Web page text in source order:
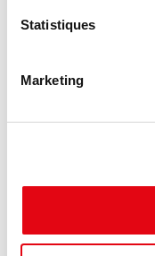
Statistiques
Marketing
882 m²